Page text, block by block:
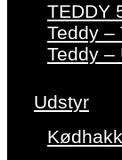
TEDDY
Teddy –
Teddy –
Udstyr